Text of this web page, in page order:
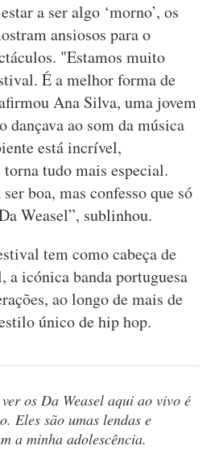
a ser algo ‘morno’, os
ansiosos para o
"Estamos muito
É a melhor forma de
Ana Silva, uma jovem
dançava ao som da música
está incrível,
tudo mais especial.
boa, mas confesso que só
Weasel”, sublinhou.
tem como cabeça de
a icónica banda portuguesa
ao longo de mais de
único de hip hop.
os Da Weasel aqui ao vivo é
Eles são umas lendas e
a minha adolescência.